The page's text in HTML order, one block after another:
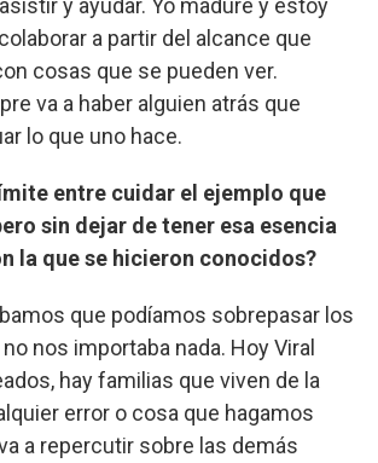
y ayudar. Yo maduré y estoy
a partir del alcance que
cosas que se pueden ver.
va a haber alguien atrás que
lo que uno hace.
entre cuidar el ejemplo que
sin dejar de tener esa esencia
la que se hicieron conocidos?
que podíamos sobrepasar los
nos importaba nada. Hoy Viral
hay familias que viven de la
error o cosa que hagamos
a repercutir sobre las demás